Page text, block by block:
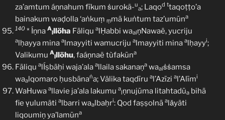
za’amtum áṇnahum fīkum ṡurokã-u
a; Laqod ttaqoṭṭo’a
bainakum waḍolla ‘aṅkuṃ ṃmā kuṅtum taz’umūna
140 * Íṇna A
lllöha Fāliqu alḤabbi waalṇNawaë, yucriju
alḥayya mina almayyiti wamucriju almayyiti mina alḥayyi;
Valikumu A
lllöhu, faáṇnaë tùfakūna
Fāliqu alÍṣbāḥi waja’ala allaila sakanaṇa waalṡṡamsa
waalqomaro ḥusbānaṅa; Välika taqdīru al’Azīzi al’Alīmi
WaHuwa allavie ja’ala lakumu a
lṇnujūma litahtadūa bihā
fie ṿulumäti albarri waalbaḥri: Qod faṣṣolnā alǎyäti
liqoumiṇ ya’lamūna